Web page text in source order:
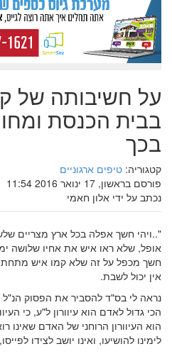
על חשיבותה של
בבית הכנסת
בכך
קטגוריה: טיפים ארגוניים
פורסם בראשון, 17 ינואר 2016 11:54
נכתב על ידי אלון חאמי
"..ויהי חשך אפלה בכל ארץ מצריים
אופל, שלא ראו איש את אחיו שלושה
חשך מכפל על זה שלא קמו איש
אין יכול לשבת.
נראה לי בס"ד להסביר את הפסוק
הכי גדול לאדם הוא עיוורון ל"ע, כי
הוא העיוורון הרוחני של האדם שאינו
לימינו להושיעו, ואינו יושב לצידו